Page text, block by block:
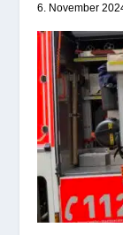
6. November